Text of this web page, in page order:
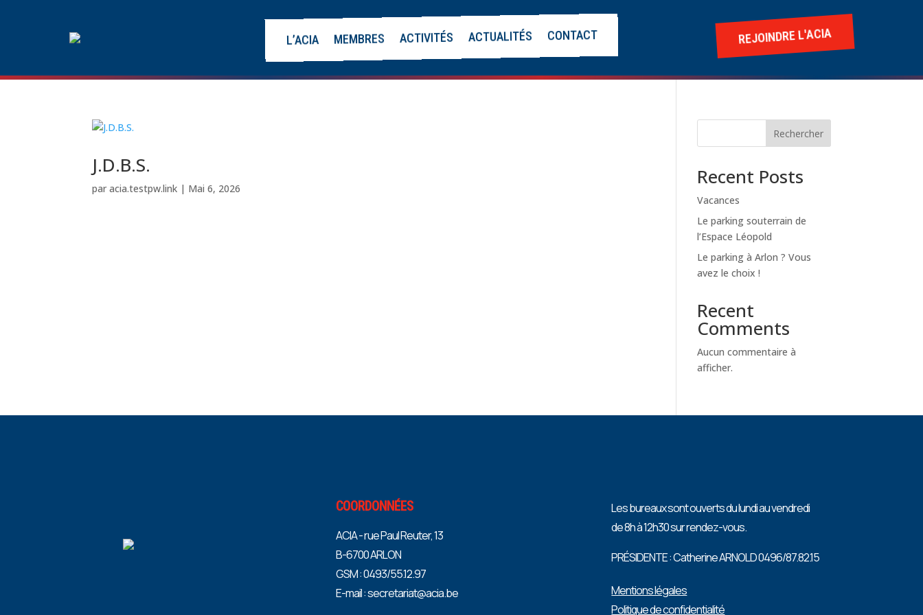
L’ACIA MEMBRES ACTIVITÉS ACTUALITÉS CONTACT REJOINDRE L'ACIA
J.D.B.S.
paracia.testpw.link | Mai 6, 2026
Rechercher
Recent Posts
Vacances
Le parking souterrain de
l’Espace Léopold
Le parking à Arlon ? Vous
avez le choix !
Recent
Comments
Aucun commentaire à
afficher.
COORDONNÉES
ACIA - rue Paul Reuter, 13
B-6700 ARLON
GSM : 0493/55.12.97
E-mail : secretariat@acia.be
Les bureaux sont ouverts du lundi au vendredi
de 8h à 12h30 sur rendez-vous.
PRÉSIDENTE : Catherine ARNOLD 0496/87.82.15
Mentions légales
Politique de confidentialité